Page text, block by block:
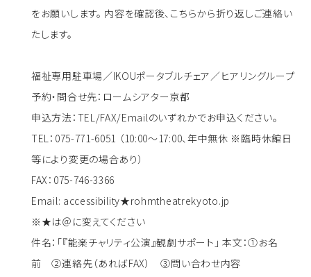
をお願いします。 内容を確認後、こちらから折り返しご連絡い
たします。
福祉専用駐車場／IKOUポータブルチェア／ヒアリングループ
予約・問合せ先：ロームシアター京都
申込方法：TEL/FAX/Emailのいずれかでお申込ください。
TEL：075-771-6051 （10:00～17:00、年中無休 ※臨時休館日
等により変更の場合あり）
FAX：075-746-3366
Email: accessibility★rohmtheatrekyoto.jp
※★は＠に変えてください
件名：「『能楽チャリティ公演』観劇サポート」 本文：①お名
前 ②連絡先（あればFAX） ③問い合わせ内容